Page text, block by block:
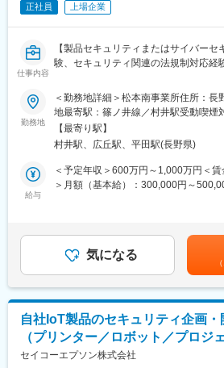
界規模のビジネスに携わることができ
社者が県外からのUIターンで入社して
■事業の魅力：エプソンはプリンター
しています。世界トップクラスシェア
事業基盤を構築しています。幅広い事
には職種転換や社内公募などを通じて
環境があります。
■働き方：年間休日127日／平均有給
間15.7時間とワークライフバランスを
単身・独身者：上限50,000円の物件に
入居可
帯同者：上限65,000円の物件に約
※上限を超えた分の差額は個人負担
※入居期間は入社して10年間もしくは
長い方が適用。
■引越し費用の負担について：
・敷金＆礼金：家賃の2か月以内であれ
正社員 上場企業
仕事内容
【製品セキュリティまたはサイバー
験、セキュリティ関連の法規制対応経
◆職務内容
DX推進本部セキュリティ戦略統括部
ュリティ戦略立案・企画・開発推進・
エプソングループ全体のセキュリティ
す。
現在は特に、CRA（サイバーレジリエ
横断プロジェクトの推進を担っていま
・CRAの要求事項（セキュア開発、
性対応、情報セキュリティ、サプライ
用・保守、報告義務、脆弱性対応）に
・関連部門（開発、品質保証、調達、
による全社体制の構築
勤務地
＜勤務地詳細＞松本南事業所住所：長
地最寄駅：篠ノ井線／村井駅受動喫煙
範囲：会社の定める事業所
【最寄り駅】
村井駅、広丘駅、平田駅(長野県)
給与
＜予定年収＞600万円～1,000万円＜
＞月額（基本給）：300,000円～
具体的な金額については、採用内定通
す。・昇給：年1回・賞与：年2回（6
も目安の金額であり、選考を通じて上
月給(月額)は固定手当を含めた表記で
気になる
自社IoT製品のセキュリティ企画
（プリンター／ロボット／プロジ
セイコーエプソン株式会社